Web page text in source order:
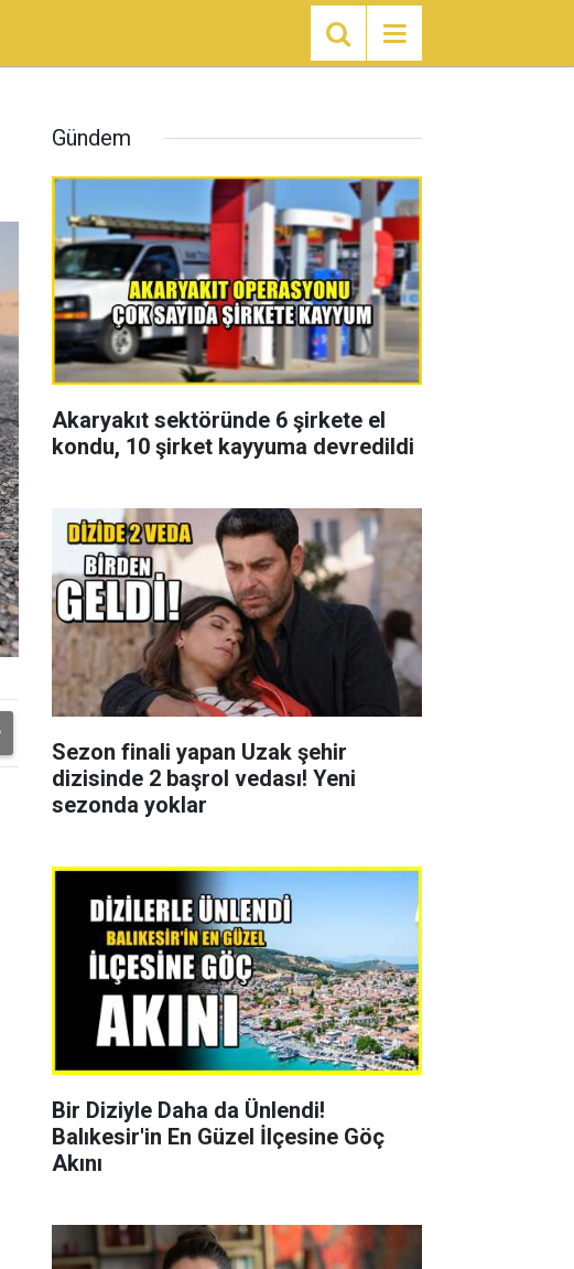
Gündem
Akaryakıt sektöründe 6 şirkete el
kondu, 10 şirket kayyuma devredildi
Sezon finali yapan Uzak şehir
dizisinde 2 başrol vedası! Yeni
sezonda yoklar
Bir Diziyle Daha da Ünlendi!
Balıkesir'in En Güzel İlçesine Göç
Akını